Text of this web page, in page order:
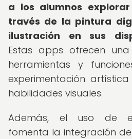
a los alumnos
través de la pintura
ilustración en sus
Estas apps ofrecen
herramientas y
experimentación
habilidades visuales.
Además, el uso de
fomenta la integración